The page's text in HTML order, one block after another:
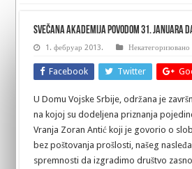
SVEČANA AKADEMIJA POVODOM 31. JANUARA
1. фебруар 2013. Некатегоризовано
Facebook Twitter
U Domu Vojske Srbije, održana je
na kojoj su dodeljena priznanja
Vranja Zoran Antić koji je govorio o
bez poštovanja prošlosti, našeg
spremnosti da izgradimo društvo